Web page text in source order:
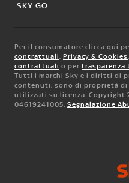
SKY GO
Per il consumatore clicca qui
contrattuali, Privacy & Cookies,
contrattuali o per trasparenza
Tutti i marchi Sky e i diritti di
contenuti, sono di proprietà di
utilizzati su licenza. Copyright
04619241005. Segnalazione